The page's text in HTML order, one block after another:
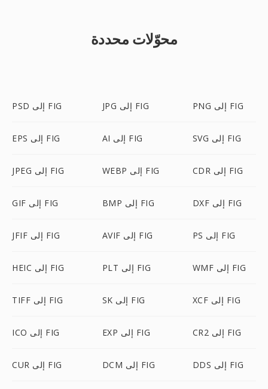
محوّلات محددة
PSD إلى FIG JPG إلى FIG PNG إلى FIG
EPS إلى FIG AI إلى FIG SVG إلى FIG
JPEG إلى FIG WEBP إلى FIG CDR إلى FIG
GIF إلى FIG BMP إلى FIG DXF إلى FIG
JFIF إلى FIG AVIF إلى FIG PS إلى FIG
HEIC إلى FIG PLT إلى FIG WMF إلى FIG
TIFF إلى FIG SK إلى FIG XCF إلى FIG
ICO إلى FIG EXP إلى FIG CR2 إلى FIG
CUR إلى FIG DCM إلى FIG DDS إلى FIG